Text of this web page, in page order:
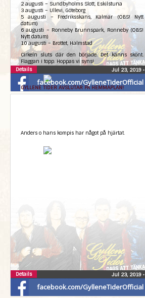
facebook.com/GylleneTiderOfficial
2 augusti – Sundbyholms Slott, Eskilstuna
3 augusti – Ullevi, Göteborg
5 augusti – Fredriksskans, Kalmar (OBS! Nytt
datum)
6 augusti – Ronneby Brunnspark, Ronneby (OBS!
Nytt datum)
10 augusti – Brottet, Halmstad
Cirkeln sluts där den började. Det känns skönt.
Flaggan i topp. Hoppas vi syns!
​GYLLENE TIDER AVSLUTAR PÅ HEMMAPLAN!
Jul 23, 2019 •
Details
facebook.com/GylleneTiderOfficial
Anders o hans kompis har något på hjärtat.
Jul 23, 2019 •
Details